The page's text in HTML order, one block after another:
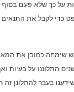
על כך שלא פעם
כדי לקבל את התנאים
שימחה כמובן את
התלוננו על בעיות
בעבר להתלונן